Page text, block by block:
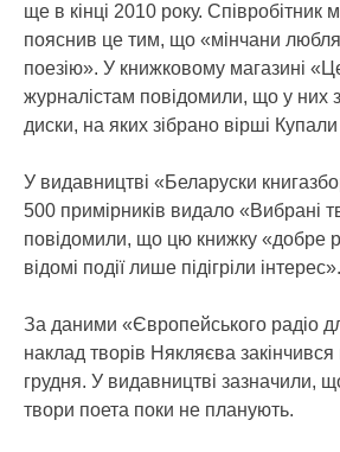
ще в кінці 2010 року. Співробітник
пояснив це тим, що «мінчани
поезію». У книжковому магазині
журналістам повідомили, що у
диски, на яких зібрано вірші
У видавництві «Беларуски
500 примірників видало «Вибрані
повідомили, що цю книжку «добре
відомі події лише підігріли інтерес».
За даними «Європейського радіо
наклад творів Някляєва
грудня. У видавництві зазначили,
твори поета поки не планують.